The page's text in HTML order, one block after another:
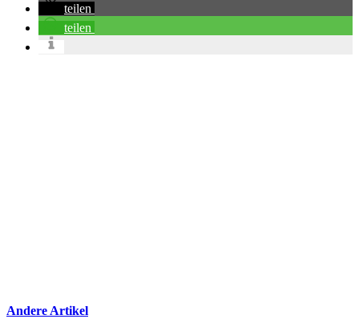
teilen
teilen
Andere Artikel